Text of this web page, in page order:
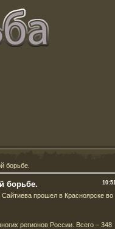
борьбе.
10:51
борьбе.
прошел в Красноярске во
регионов России. Всего – 348